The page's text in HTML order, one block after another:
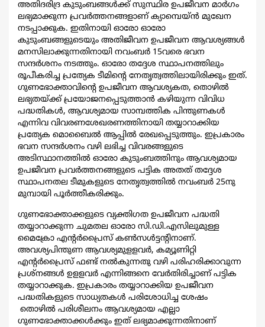
അതിദരിദ്ര കുടുംബങ്ങള്‍ക്ക് സുസ്ഥിര ഉപജീവന മാര്‍ഗം
ലഭ്യമാക്കുന്ന പ്രവര്‍ത്തനങ്ങളാണ് ക്യാമ്പെയ്ന്‍ മുഖേന
നടപ്പാക്കുക. ഇതിനായി ഓരോ ഓരോ
കുടുംബങ്ങളുടെയും അതിജീവന ഉപജീവന ആവശ്യങ്ങള്‍
മനസിലാക്കുന്നതിനായി നവംബര്‍ 15വരെ ഭവന
സന്ദര്‍ശനം നടത്തും. ഓരോ തദ്ദേശ സ്ഥാപനത്തിലും
രൂപീകരിച്ച പ്രത്യേക ടീമിന്‍റെ നേതൃത്വത്തിലായിരിക്കും ഇത്.
ഗുണഭോക്താവിന്‍റെ ഉപജീവന ആവശ്യകത, തൊഴില്‍
ലഭ്യതയ്ക്ക് പ്രയോജനപ്പെടുത്താന്‍ കഴിയുന്ന വിവിധ
പദ്ധതികള്‍, ആവശ്യമായ സാമ്പത്തിക പിന്തുണകള്‍
എന്നിവ വിവരണശേഖരണത്തിനായി തയ്യാറാക്കിയ
പ്രത്യേക മൊബൈല്‍ ആപ്പില്‍ രേഖപ്പെടുത്തും. ഇപ്രകാരം
ഭവന സന്ദര്‍ശനം വഴി ലഭിച്ച വിവരങ്ങളുടെ
അടിസ്ഥാനത്തില്‍ ഓരോ കുടുംബത്തിനും ആവശ്യമായ
ഉപജീവന പ്രവര്‍ത്തനങ്ങളുടെ പട്ടിക അതത് തദ്ദേശ
സ്ഥാപനതല ടീമുകളുടെ നേതൃത്വത്തില്‍ നവംബര്‍ 25നു
മുമ്പായി പൂര്‍ത്തീകരിക്കും.
ഗുണഭോക്താക്കളുടെ വ്യക്തിഗത ഉപജീവന പദ്ധതി
തയ്യാറാക്കുന്ന ചുമതല ഓരോ സി.ഡി.എസിലുമുള്ള
മൈക്രോ എന്‍റര്‍പ്രൈസ് കണ്‍സള്‍ട്ടന്‍റിനാണ്.
അവശ്യപിന്തുണ ആവശ്യമുളളവര്‍, കമ്യൂണിറ്റി
എന്‍റര്‍പ്രൈസ് ഫണ്ട് നല്‍കുന്നതു വഴി പരിഹരിക്കാവുന്ന
പ്രശ്നങ്ങള്‍ ഉളളവര്‍ എന്നിങ്ങനെ വേര്‍തിരിച്ചാണ് പട്ടിക
തയ്യാറാക്കുക. ഇപ്രകാരം തയ്യാറാക്കിയ ഉപജീവന
പദ്ധതികളുടെ സാധ്യതകള്‍ പരിശോധിച്ച ശേഷം
തൊഴില്‍ പരിശീലനം ആവശ്യമായ എല്ലാ
ഗുണഭോക്താക്കള്‍ക്കും ഇത് ലഭ്യമാക്കുന്നതിനാണ്